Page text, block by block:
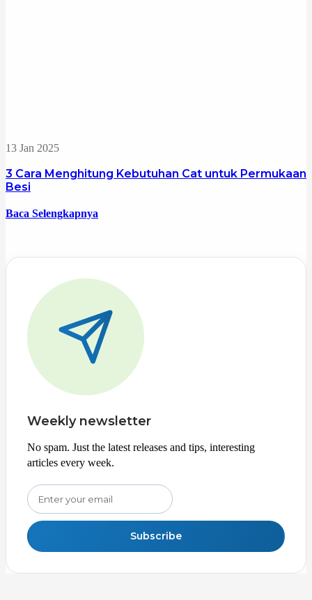
13 Jan 2025
3 Cara Menghitung Kebutuhan Cat untuk Permukaan
Besi
Baca Selengkapnya
Weekly newsletter
No spam. Just the latest releases and tips, interesting
articles every week.
Subscribe